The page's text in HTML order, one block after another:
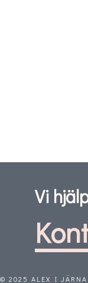
Vi
© 2025 ALEX I JÄRNA